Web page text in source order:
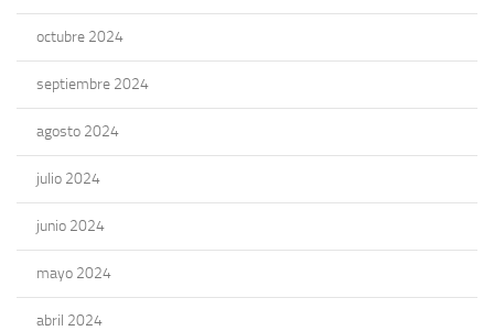
octubre 2024
septiembre 2024
agosto 2024
julio 2024
junio 2024
mayo 2024
abril 2024